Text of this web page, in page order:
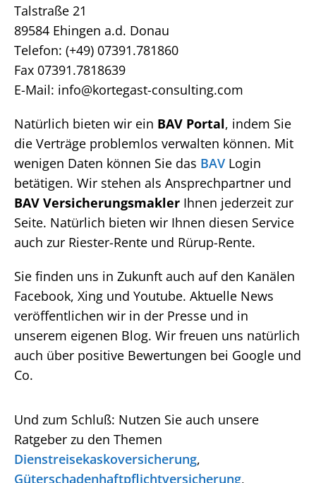
Talstraße 21
89584 Ehingen a.d. Donau
Telefon: (+49) 07391.781860
Fax 07391.7818639
E-Mail: info@kortegast-consulting.com
Natürlich bieten wir ein BAV Portal, indem Sie
die Verträge problemlos verwalten können. Mit
wenigen Daten können Sie das BAV Login
betätigen. Wir stehen als Ansprechpartner und
BAV Versicherungsmakler Ihnen jederzeit zur
Seite. Natürlich bieten wir Ihnen diesen Service
auch zur Riester-Rente und Rürup-Rente.
Sie finden uns in Zukunft auch auf den Kanälen
Facebook, Xing und Youtube. Aktuelle News
veröffentlichen wir in der Presse und in
unserem eigenen Blog. Wir freuen uns natürlich
auch über positive Bewertungen bei Google und
Co.
Und zum Schluß: Nutzen Sie auch unsere
Ratgeber zu den Themen
Dienstreisekaskoversicherung,
Güterschadenhaftpflichtversicherung,